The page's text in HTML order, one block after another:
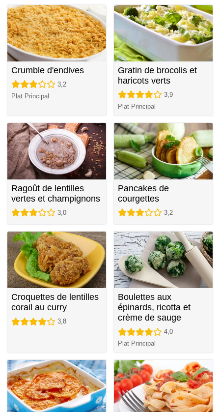
Crumble d'endives
3,2
Plat Principal
Gratin de brocolis et
haricots verts
3,9
Plat Principal
Ragoût de lentilles
vertes et champignons
3,0
Pancakes de
courgettes
3,2
Croquettes de lentilles
corail au curry
3,8
Boulettes aux
épinards, ricotta et
crème de sauge
4,0
Plat Principal